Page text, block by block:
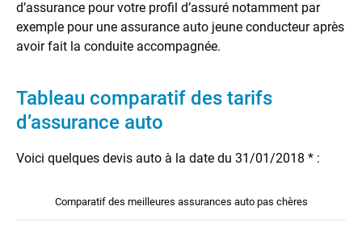
d’assurance pour votre profil d’assuré notamment par
exemple pour une assurance auto jeune conducteur après
avoir fait la conduite accompagnée.
Tableau comparatif des tarifs
d’assurance auto
Voici quelques devis auto à la date du 31/01/2018 * :
Comparatif des meilleures assurances auto pas chères